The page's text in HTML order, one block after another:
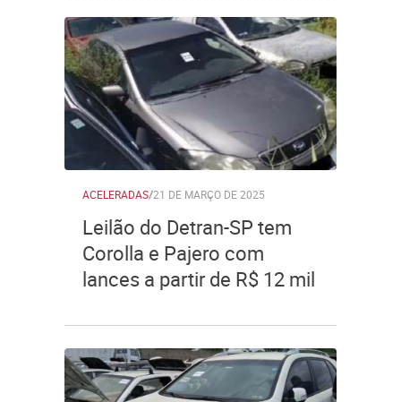
ACELERADAS/21 DE MARÇO DE 2025
Leilão do Detran-SP tem
Corolla e Pajero com
lances a partir de R$ 12 mil